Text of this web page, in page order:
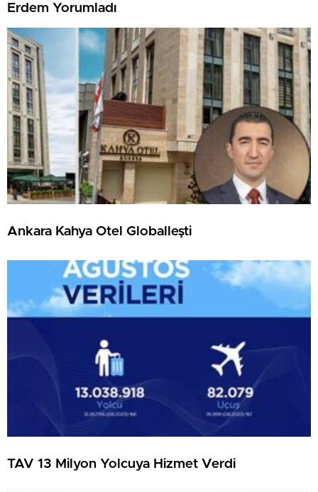
Erdem Yorumladı
Ankara Kahya Otel Globalleşti
TAV 13 Milyon Yolcuya Hizmet Verdi